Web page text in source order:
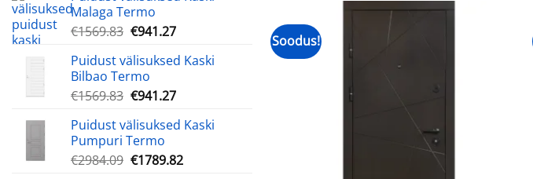
€1915.54.
Malaga Termo
€1569.83 Algne
oli:
€1569.83.
€941.27Praegune
on:
Puidust välisuksed Kaski
Bilbao Termo
€1569.83 Algne
oli:
€1569.83.
€941.27Praegune
on:
Puidust välisuksed Kaski
Pumpuri Termo
€2984.09 Algne
€1789.82Praegune
Soodus!